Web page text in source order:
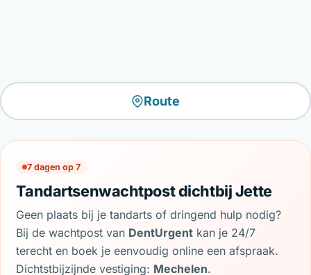
Route
7 dagen op 7
Tandartsenwachtpost dichtbij Jette
Geen plaats bij je tandarts of dringend hulp nodig?
Bij de wachtpost van DentUrgent kan je 24/7
terecht en boek je eenvoudig online een afspraak.
Dichtstbijzijnde vestiging: Mechelen.